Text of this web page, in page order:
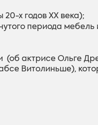
х годов XX века);
периода
актрисе Ольге
Витолиньше),